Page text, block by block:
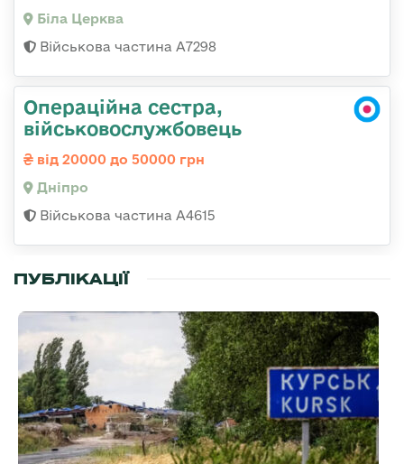
Біла Церква
Військова частина А7298
Операційна сестра,
військовослужбовець
від 20000 до 50000 грн
Дніпро
Військова частина А4615
ПУБЛІКАЦІЇ